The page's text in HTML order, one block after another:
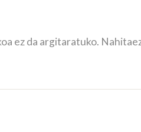
ez da argitaratuko.